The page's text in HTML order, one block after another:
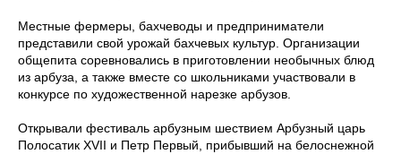
Местные фермеры, бахчеводы и предприниматели
представили свой урожай бахчевых культур. Организации
общепита соревновались в приготовлении необычных блюд
из арбуза, а также вместе со школьниками участвовали в
конкурсе по художественной нарезке арбузов.
Открывали фестиваль арбузным шествием Арбузный царь
Полосатик XVII и Петр Первый, прибывший на белоснежной